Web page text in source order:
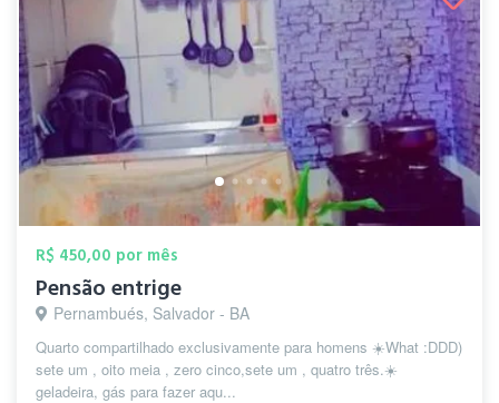
R$ 450,00 por mês
Pensão entrige
Pernambués, Salvador - BA
Quarto compartilhado exclusivamente para homens ☀️What :DDD)
sete um , oito meia , zero cinco,sete um , quatro três.☀️
geladeira, gás para fazer aqu...